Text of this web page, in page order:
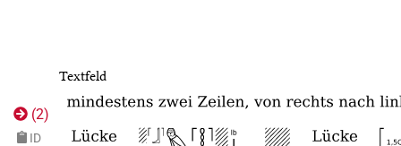
(2)
ID
Textfeld